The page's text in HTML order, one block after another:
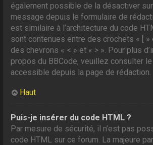
également possible de la désactiver
message depuis le formulaire de
est similaire à l’architecture du code
sont contenues entre des crochets « [ »
des chevrons « < » et « > ». Pour plus
propos du BBCode, veuillez consulter
accessible depuis la page de rédaction.
Haut
Puis-je insérer du code HTML ?
Par mesure de sécurité, il n’est pas
code HTML sur ce forum. La majeure